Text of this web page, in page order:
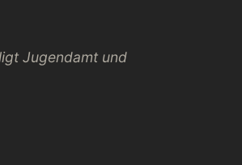
Jugendamt und